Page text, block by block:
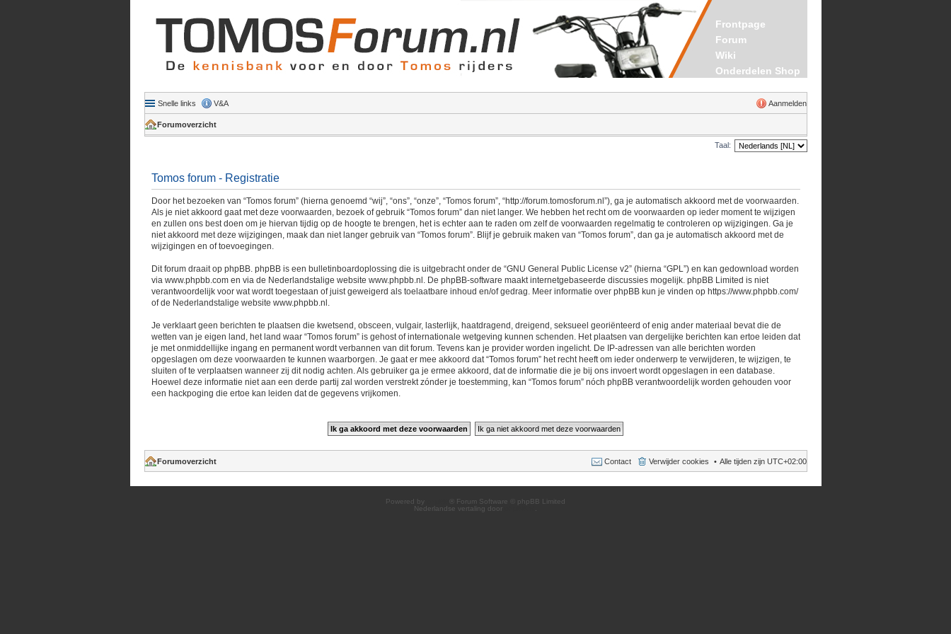
Frontpage
Forum
Wiki
Onderdelen Shop
Snelle links V&A Aanmelden
Forumoverzicht
Taal:
Tomos forum - Registratie
Door het bezoeken van “Tomos forum” (hierna genoemd “wij”, “ons”, “onze”, “Tomos forum”, “http://forum.tomosforum.nl”), ga je automatisch akkoord met de voorwaarden.
Als je niet akkoord gaat met deze voorwaarden, bezoek of gebruik “Tomos forum” dan niet langer. We hebben het recht om de voorwaarden op ieder moment te wijzigen
en zullen ons best doen om je hiervan tijdig op de hoogte te brengen, het is echter aan te raden om zelf de voorwaarden regelmatig te controleren op wijzigingen. Ga je
niet akkoord met deze wijzigingen, maak dan niet langer gebruik van “Tomos forum”. Blijf je gebruik maken van “Tomos forum”, dan ga je automatisch akkoord met de
wijzigingen en of toevoegingen.
Dit forum draait op phpBB. phpBB is een bulletinboardoplossing die is uitgebracht onder de “GNU General Public License v2” (hierna “GPL”) en kan gedownload worden
via www.phpbb.comen via de Nederlandstalige website www.phpbb.nl . De phpBB-software maakt internetgebaseerde discussies mogelijk. phpBB Limited is niet
verantwoordelijk voor wat wordt toegestaan of juist geweigerd als toelaatbare inhoud en/of gedrag. Meer informatie over phpBB kun je vinden op https://www.phpbb.com/
of de Nederlandstalige website www.phpbb.nl
Je verklaart geen berichten te plaatsen die kwetsend, obsceen, vulgair, lasterlijk, haatdragend, dreigend, seksueel georiënteerd of enig ander materiaal bevat die de
wetten van je eigen land, het land waar “Tomos forum” is gehost of internationale wetgeving kunnen schenden. Het plaatsen van dergelijke berichten kan ertoe leiden dat
je met onmiddellijke ingang en permanent wordt verbannen van dit forum. Tevens kan je provider worden ingelicht. De IP-adressen van alle berichten worden
opgeslagen om deze voorwaarden te kunnen waarborgen. Je gaat er mee akkoord dat “Tomos forum” het recht heeft om ieder onderwerp te verwijderen, te wijzigen, te
sluiten of te verplaatsen wanneer zij dit nodig achten. Als gebruiker ga je ermee akkoord, dat de informatie die je bij ons invoert wordt opgeslagen in een database.
Hoewel deze informatie niet aan een derde partij zal worden verstrekt zónder je toestemming, kan “Tomos forum” nóch phpBB verantwoordelijk worden gehouden voor
een hackpoging die ertoe kan leiden dat de gegevens vrijkomen.
Forumoverzicht Alle tijden zijn UTC+02:00
Verwijder cookies
Contact
Powered by
® Forum Software © phpBB Limited
Nederlandse vertaling door